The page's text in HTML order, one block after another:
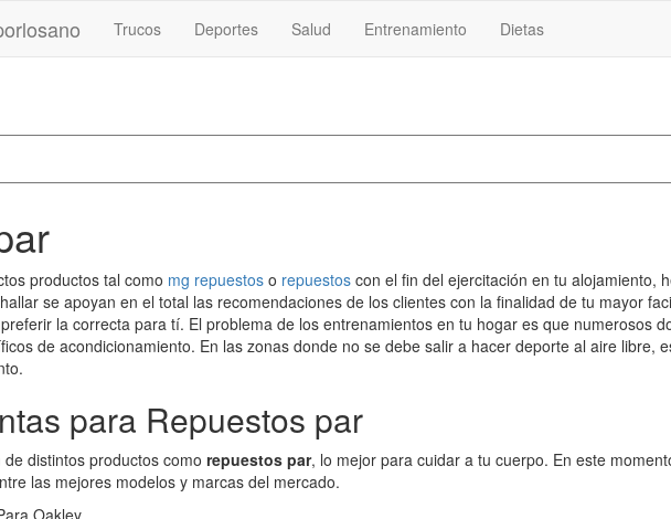
Trucos Deportes Salud Entrenamiento Dietas
productos tal como mg repuestos o repuestos con el fin del ejercitación en tu alojamiento,
se apoyan en el total las recomendaciones de los clientes con la finalidad de tu mayor
la correcta para tí. El problema de los entrenamientos en tu hogar es que numerosos
de acondicionamiento. En las zonas donde no se debe salir a hacer deporte al aire libre,
para Repuestos par
distintos productos como repuestos par, lo mejor para cuidar a tu cuerpo. En este
las mejores modelos y marcas del mercado.